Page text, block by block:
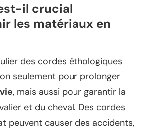
il crucial
les matériaux en
des cordes éthologiques
seulement pour prolonger
, mais aussi pour garantir la
et du cheval. Des cordes
peuvent causer des accidents,